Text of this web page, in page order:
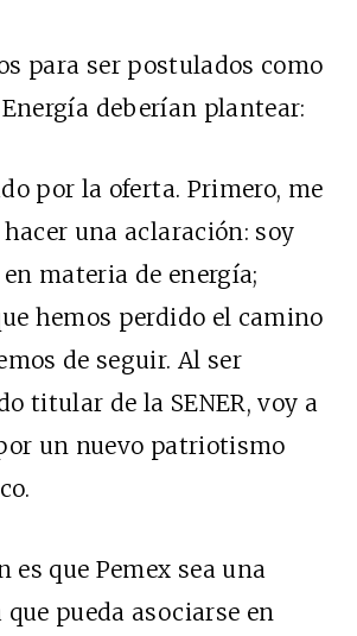
para ser postulados como
deberían plantear:
por la oferta. Primero, me
una aclaración: soy
materia de energía;
hemos perdido el camino
de seguir. Al ser
titular de la SENER, voy a
un nuevo patriotismo
es que Pemex sea una
que pueda asociarse en